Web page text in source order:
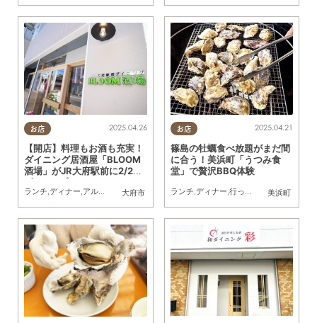
お店
大府市
2025.04.26
【開店】料理もお酒も充実！
ダイニング居酒屋「BLOOM
酒場」がJR大府駅前に2/28
(金)オープン
ランチ ディナー アルコール ,開店,KURUTOHP
お店
美浜町
2025.04.21
篠島の牡蠣食べ放題がまだ間
に合う！美浜町「うつみ食
堂」で贅沢BBQ体験
ランチ ディナー 行ってみたレポ ,友人